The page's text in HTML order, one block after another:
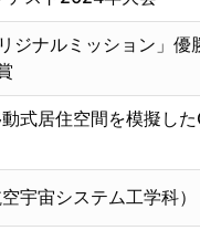
ナルミッション」優
式居住空間を模擬し
システム工学科）